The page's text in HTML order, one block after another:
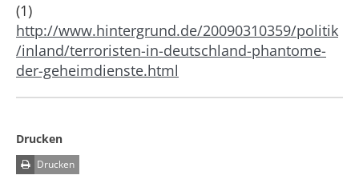
(1)
http://www.hintergrund.de/20090310359/politik
/inland/terroristen-in-deutschland-phantome-
der-geheimdienste.html
Drucken
Drucken